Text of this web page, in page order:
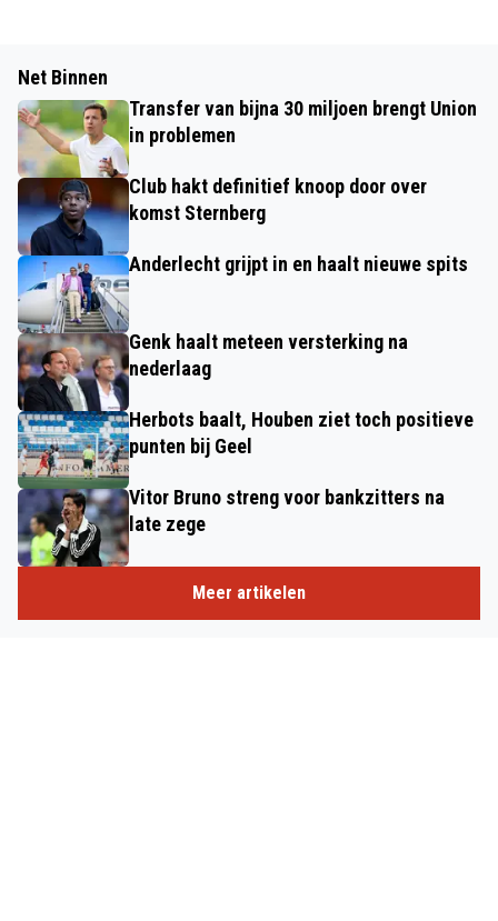
Net Binnen
Transfer van bijna 30 miljoen brengt Union
in problemen
Club hakt definitief knoop door over
komst Sternberg
Anderlecht grijpt in en haalt nieuwe spits
Genk haalt meteen versterking na
nederlaag
Herbots baalt, Houben ziet toch positieve
punten bij Geel
Vitor Bruno streng voor bankzitters na
late zege
Meer artikelen